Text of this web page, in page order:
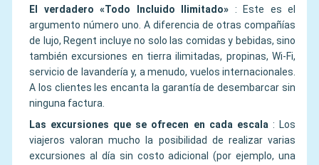
El verdadero «Todo Incluido Ilimitado» :
Este es el
argumento número uno. A diferencia de otras compañías
de lujo, Regent incluye no solo las comidas y bebidas, sino
también excursiones en tierra ilimitadas, propinas, Wi-Fi,
servicio de lavandería y, a menudo, vuelos internacionales.
A los clientes les encanta la garantía de desembarcar sin
ninguna factura.
Las excursiones que se ofrecen en cada escala : Los
viajeros valoran mucho la posibilidad de realizar varias
excursiones al día sin costo adicional (por ejemplo, una